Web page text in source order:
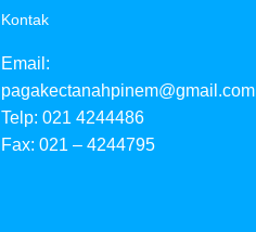
Kontak
Email:
pagakectanahpinem@gmail.com
Telp: 021 4244486
Fax: 021 – 4244795